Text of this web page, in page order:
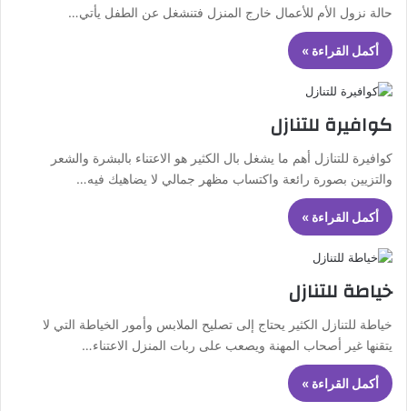
حالة نزول الأم للأعمال خارج المنزل فتنشغل عن الطفل يأتي…
أكمل القراءة »
كوافيرة للتنازل
كوافيرة للتنازل أهم ما يشغل بال الكثير هو الاعتناء بالبشرة والشعر
والتزيين بصورة رائعة واكتساب مظهر جمالي لا يضاهيك فيه…
أكمل القراءة »
خياطة للتنازل
خياطة للتنازل الكثير يحتاج إلى تصليح الملابس وأمور الخياطة التي لا
يتقنها غير أصحاب المهنة ويصعب على ربات المنزل الاعتناء…
أكمل القراءة »